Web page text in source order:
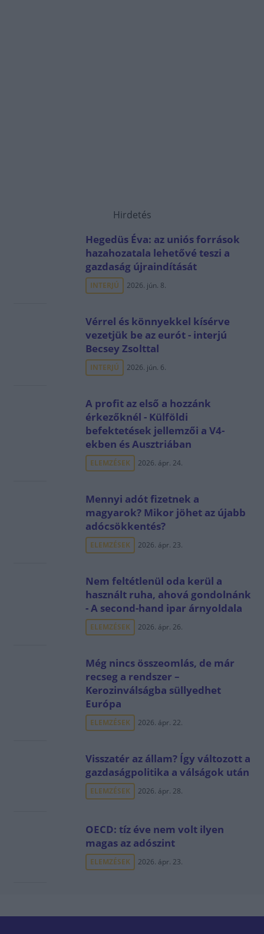
Hirdetés
Hegedüs Éva: az uniós források
hazahozatala lehetővé teszi a
gazdaság újraindítását
INTERJÚ 2026. jún. 8.
Vérrel és könnyekkel kísérve
vezetjük be az eurót - interjú
Becsey Zsolttal
INTERJÚ 2026. jún. 6.
A profit az első a hozzánk
érkezőknél - Külföldi
befektetések jellemzői a V4-
ekben és Ausztriában
ELEMZÉSEK 2026. ápr. 24.
Mennyi adót fizetnek a
magyarok? Mikor jöhet az újabb
adócsökkentés?
ELEMZÉSEK 2026. ápr. 23.
Nem feltétlenül oda kerül a
használt ruha, ahová gondolnánk
- A second-hand ipar árnyoldala
ELEMZÉSEK 2026. ápr. 26.
Még nincs összeomlás, de már
recseg a rendszer –
Kerozinválságba süllyedhet
Európa
ELEMZÉSEK 2026. ápr. 22.
Visszatér az állam? Így változott a
gazdaságpolitika a válságok után
ELEMZÉSEK 2026. ápr. 28.
OECD: tíz éve nem volt ilyen
magas az adószint
ELEMZÉSEK 2026. ápr. 23.